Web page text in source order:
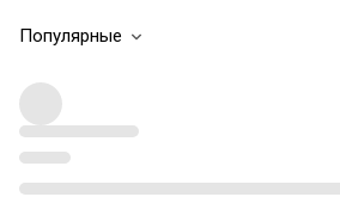
Популярные